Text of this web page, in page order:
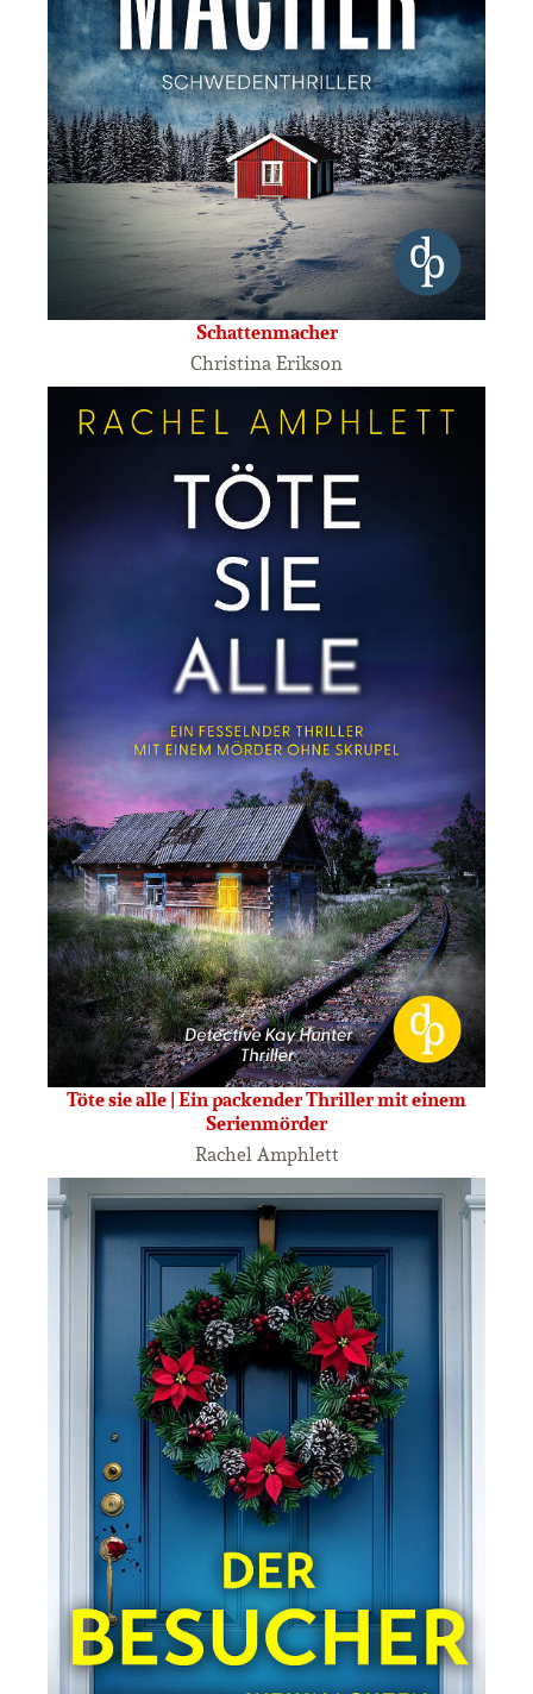
Schattenmacher
Christina Erikson
Töte sie alle | Ein packender Thriller mit einem
Serienmörder
Rachel Amphlett